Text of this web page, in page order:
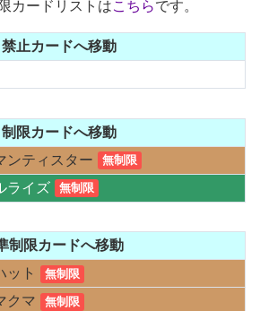
カードリストはこちらです。
禁止カードへ移動
制限カードへ移動
ンティスター
無制限
ライズ 無制限
制限カードへ移動
ット
無制限
クマ 無制限